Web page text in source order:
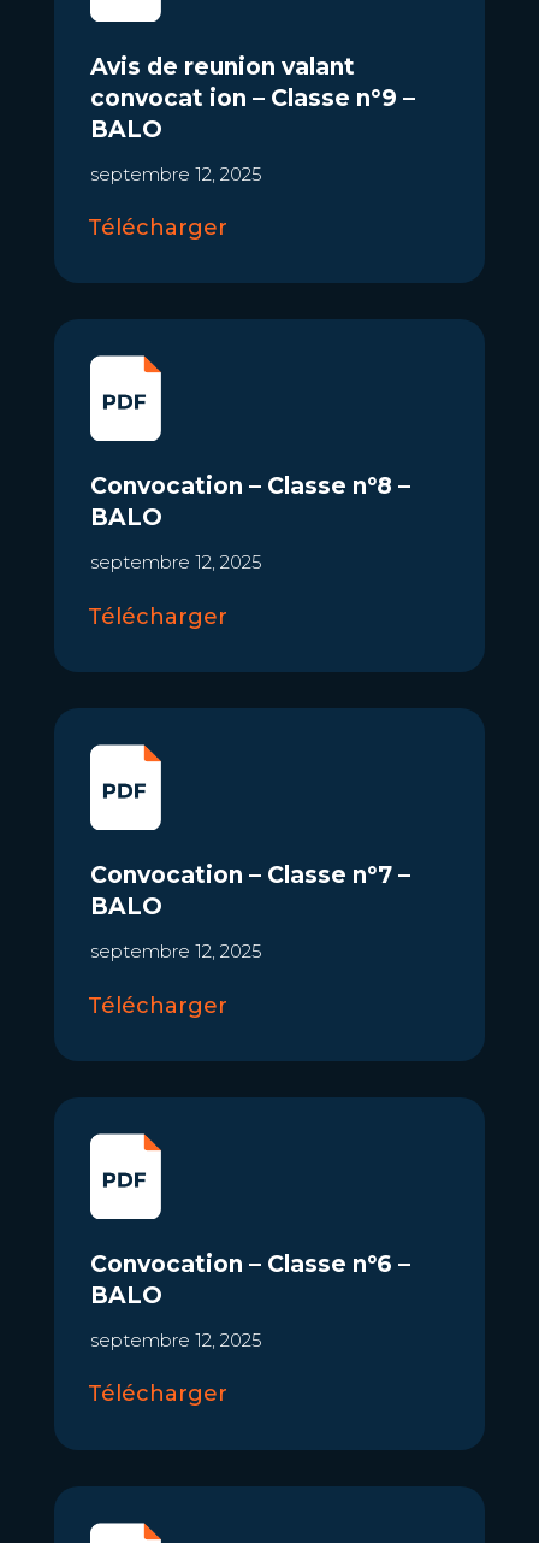
Avis de reunion valant
convocat ion – Classe n°9 –
BALO
septembre 12, 2025
Télécharger
Convocation – Classe n°8 –
BALO
septembre 12, 2025
Télécharger
Convocation – Classe n°7 –
BALO
septembre 12, 2025
Télécharger
Convocation – Classe n°6 –
BALO
septembre 12, 2025
Télécharger